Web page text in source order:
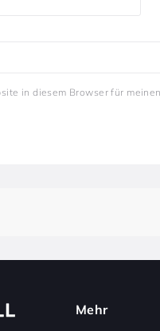
in diesem Browser für
Mehr